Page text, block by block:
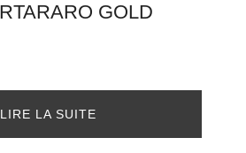
GOLD
LIRE LA SUITE